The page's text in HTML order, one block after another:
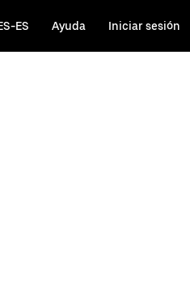
ES Ayuda Iniciar sesión